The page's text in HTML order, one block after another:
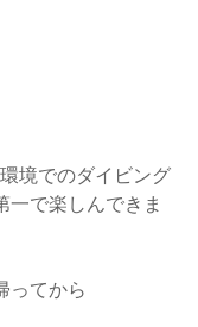
境でのダイビング
一で楽しんできま
ってから